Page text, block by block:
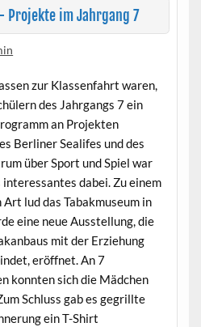
im Jahrgang 7
zur Klassenfahrt waren,
des Jahrgangs 7 ein
an Projekten
Berliner Sealifes und des
über Sport und Spiel war
dabei. Zu einem
lud das Tabakmuseum in
eine neue Ausstellung, die
mit der Erziehung
eröffnet. An 7
konnten sich die Mädchen
Schluss gab es gegrillte
ein T-Shirt